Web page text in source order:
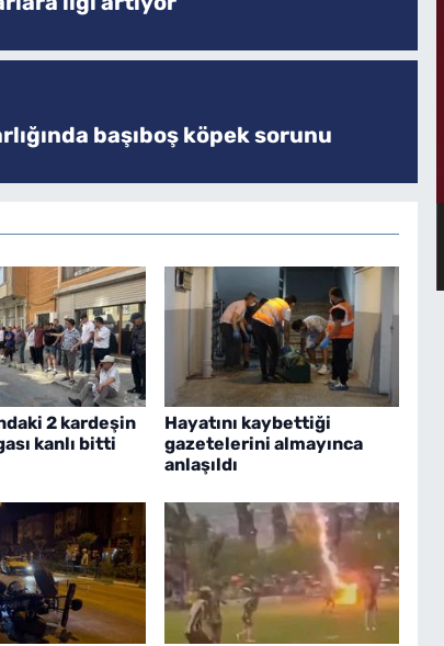
başıboş köpek sorunu
2 kardeşin
kanlı bitti
Hayatını kaybettiği
gazetelerini almayınca
anlaşıldı